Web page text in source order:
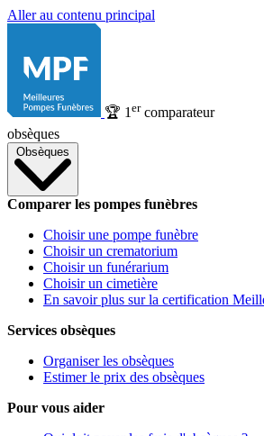
Aller au contenu principal
🏆 1 ercomparateur
obsèques
Obsèques
Comparer les pompes funèbres
Choisir une pompe funèbre
Choisir un crematorium
Choisir un funérarium
Choisir un cimetière
En savoir plus sur la certification
Services obsèques
Organiser les obsèques
Estimer le prix des obsèques
Pour vous aider